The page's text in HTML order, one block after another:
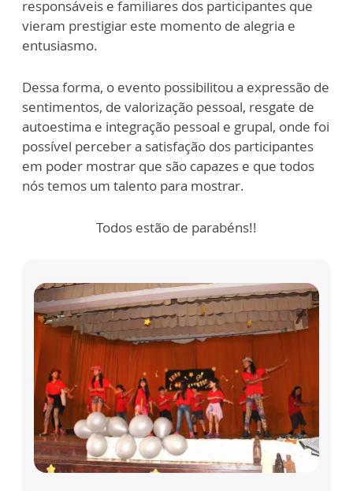
responsáveis e familiares dos participantes que
vieram prestigiar este momento de alegria e
entusiasmo.
Dessa forma, o evento possibilitou a expressão de
sentimentos, de valorização pessoal, resgate de
autoestima e integração pessoal e grupal, onde foi
possível perceber a satisfação dos participantes
em poder mostrar que são capazes e que todos
nós temos um talento para mostrar.
Todos estão de parabéns!!